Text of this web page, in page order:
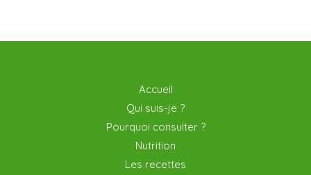
Accueil
Qui suis-je ?
Pourquoi consulter ?
Nutrition
Les recettes